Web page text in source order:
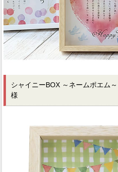
シャイニーBOX ～ネームポエム
様